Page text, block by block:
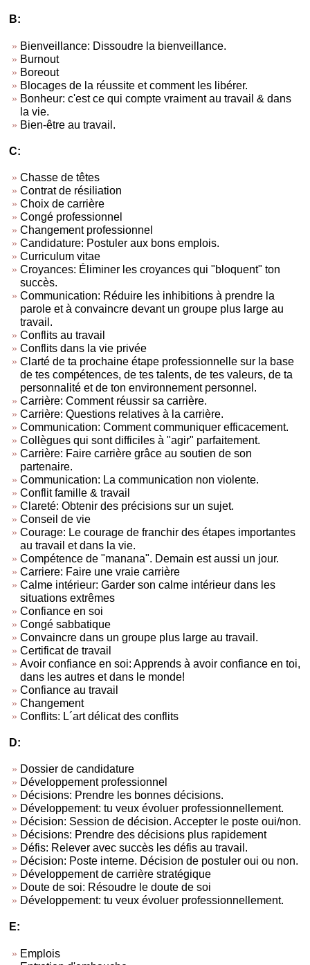
B:
Bienveillance: Dissoudre la bienveillance.
Burnout
Boreout
Blocages de la réussite et comment les libérer.
Bonheur: c'est ce qui compte vraiment au travail & dans
la vie.
Bien-être au travail.
C:
Chasse de têtes
Contrat de résiliation
Choix de carrière
Congé professionnel
Changement professionnel
Candidature: Postuler aux bons emplois.
Curriculum vitae
Croyances: Éliminer les croyances qui "bloquent" ton
succès.
Communication: Réduire les inhibitions à prendre la
parole et à convaincre devant un groupe plus large au
travail.
Conflits au travail
Conflits dans la vie privée
Clarté de ta prochaine étape professionnelle sur la base
de tes compétences, de tes talents, de tes valeurs, de ta
personnalité et de ton environnement personnel.
Carrière: Comment réussir sa carrière.
Carrière: Questions relatives à la carrière.
Communication: Comment communiquer efficacement.
Collègues qui sont difficiles à "agir" parfaitement.
Carrière: Faire carrière grâce au soutien de son
partenaire.
Communication: La communication non violente.
Conflit famille & travail
Clareté: Obtenir des précisions sur un sujet.
Conseil de vie
Courage: Le courage de franchir des étapes importantes
au travail et dans la vie.
Compétence de "manana". Demain est aussi un jour.
Carriere: Faire une vraie carrière
Calme intérieur: Garder son calme intérieur dans les
situations extrêmes
Confiance en soi
Congé sabbatique
Convaincre dans un groupe plus large au travail.
Certificat de travail
Avoir confiance en soi: Apprends à avoir confiance en toi,
dans les autres et dans le monde!
Confiance au travail
Changement
Conflits: L´art délicat des conflits
D:
Dossier de candidature
Développement professionnel
Décisions: Prendre les bonnes décisions.
Développement: tu veux évoluer professionnellement.
Décision: Session de décision. Accepter le poste oui/non.
Décisions: Prendre des décisions plus rapidement
Défis: Relever avec succès les défis au travail.
Décision: Poste interne. Décision de postuler oui ou non.
Développement de carrière stratégique
Doute de soi: Résoudre le doute de soi
Développement: tu veux évoluer professionnellement.
E:
Emplois